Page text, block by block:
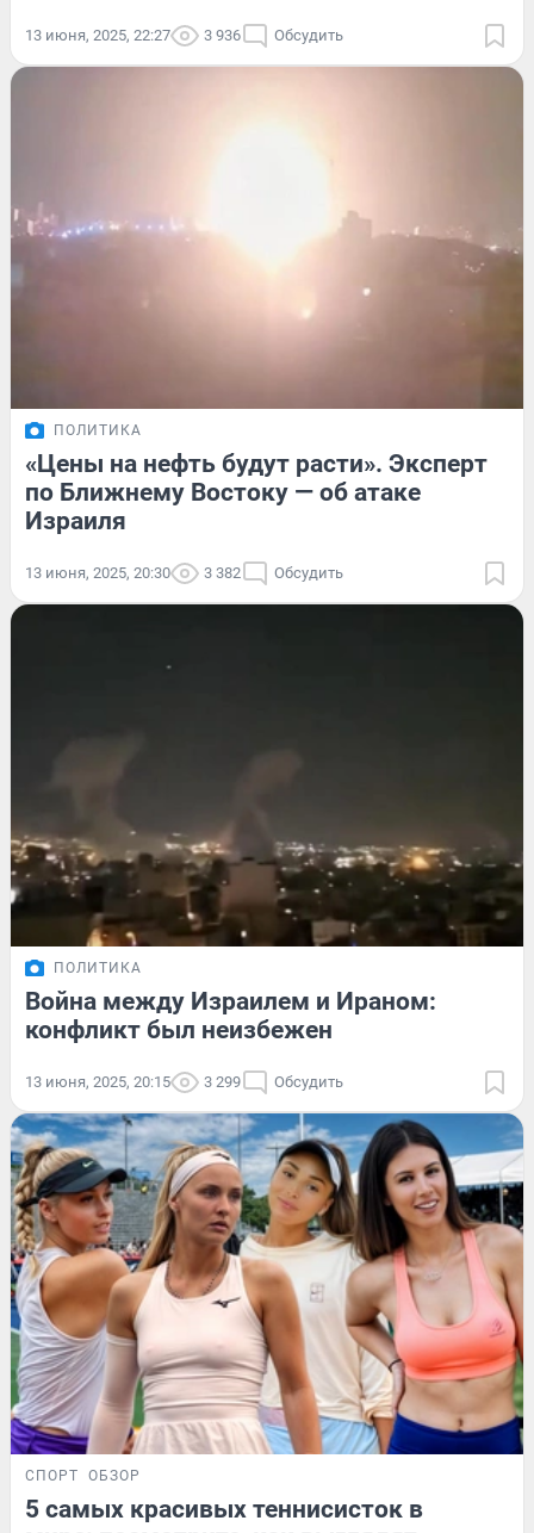
13 июня, 2025, 22:27 3 936 Обсудить
ПОЛИТИКА
«Цены на нефть будут расти». Эксперт
по Ближнему Востоку — об атаке
Израиля
13 июня, 2025, 20:30 3 382 Обсудить
ПОЛИТИКА
Война между Израилем и Ираном:
конфликт был неизбежен
13 июня, 2025, 20:15 3 299 Обсудить
СПОРТ ОБЗОР
5 самых красивых теннисисток в